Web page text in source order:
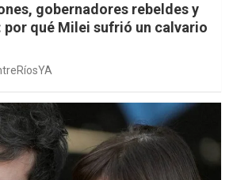
gobernadores rebeldes y
por qué Milei sufrió un calvario